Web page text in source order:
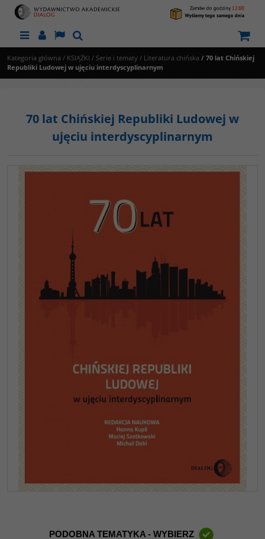
MenuPanelLangSzukaj
Kategoria główna / KSIĄŻKI / Serie i tematy / Literatura chińska / 70 lat Chińskiej
Republiki Ludowej w ujęciu interdyscyplinarnym
70 lat Chińskiej Republiki Ludowej w
ujęciu interdyscyplinarnym
PODOBNA TEMATYKA - WYBIERZ